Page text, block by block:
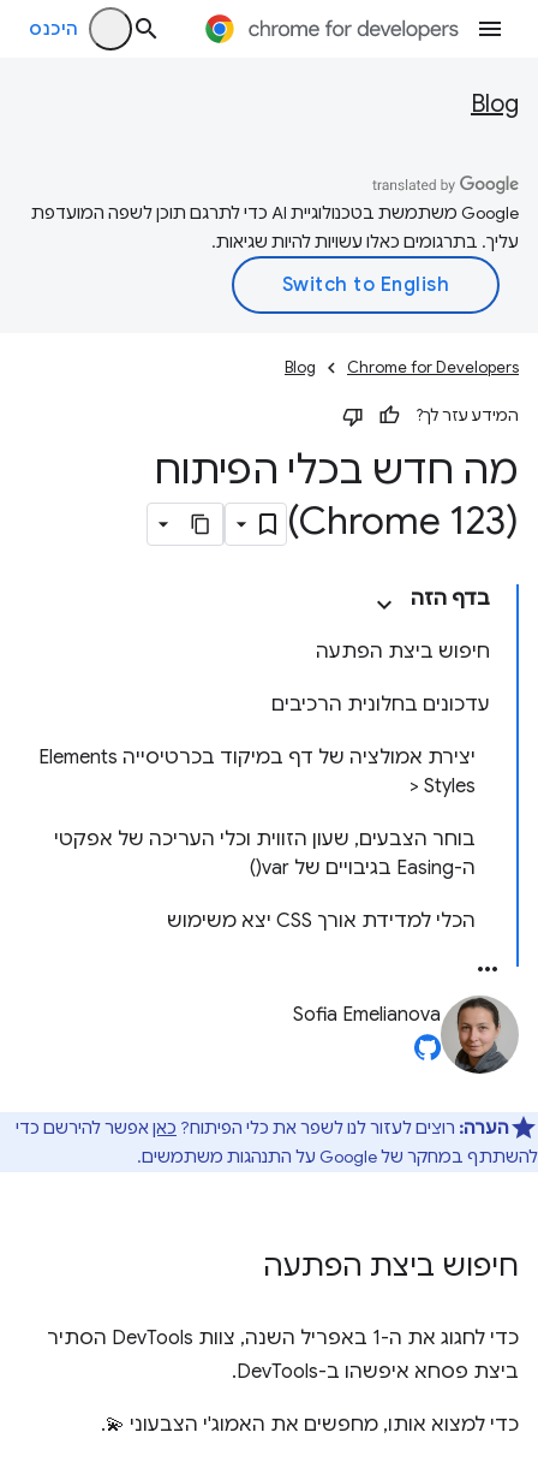
היכנס
Blog
‫Google משתמשת בטכנולוגיית AI כדי לתרגם תוכן לשפה המועדפת
עליך. בתרגומים כאלו עשויות להיות שגיאות.
Chrome for Developers
Blog
המידע עזר לך?
מה חדש בכלי הפיתוח
(Chrome 123)
בדף הזה
חיפוש ביצת הפתעה
עדכונים בחלונית הרכיבים
יצירת אמולציה של דף במיקוד בכרטיסייה Elements
> Styles
בוחר הצבעים, שעון הזווית וכלי העריכה של אפקטי
ה-Easing בגיבויים של var()
הכלי למדידת אורך CSS יצא משימוש
Sofia Emelianova
הערה: רוצים לעזור לנו לשפר את כלי הפיתוח? כאןאפשר להירשם כדי
להשתתף במחקר של Google על התנהגות משתמשים.
חיפוש ביצת הפתעה
כדי לחגוג את ה-1 באפריל השנה, צוות DevTools הסתיר
ביצת פסחא איפשהו ב-DevTools.
כדי למצוא אותו, מחפשים את האמוג'י הצבעוני 💫.